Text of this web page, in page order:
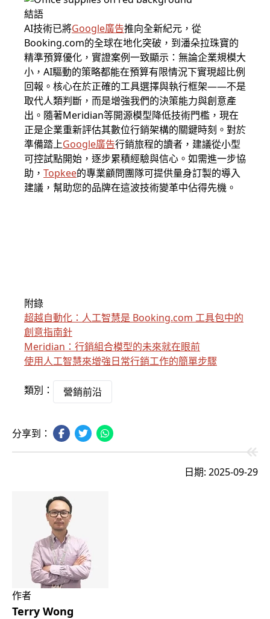
結語
AI技術已將Google廣告推向全新紀元，從
Booking.com的全球在地化突破，到潘朵拉珠寶的
精準預算優化，實證案例一致顯示：無論企業規模大
小，AI驅動的策略都能在預算有限情況下實現超比例
回報。核心在於正確的工具選擇與執行框架——不是
取代人類判斷，而是增強我們的決策能力與創意產
出。隨著Meridian等開源模型降低技術門檻，現在
正是企業重新評估其數位行銷架構的關鍵時刻。對於
準備踏上Google廣告行銷旅程的讀者，建議從小型
可控試點開始，逐步累積經驗與信心。如需進一步協
助， Topkee的專業顧問團隊可提供量身訂製的導入
建議，幫助您的品牌在這波技術變革中佔得先機。
附錄
超越自動化：人工智慧是 Booking.com 工具包中的
創意指南針
Meridian：行銷組合模型的未來就在眼前
使用人工智慧來增強日常行銷工作的簡單步驟
類別： 營銷前沿
分享到：
日期: 2025-09-29
作者
Terry Wong